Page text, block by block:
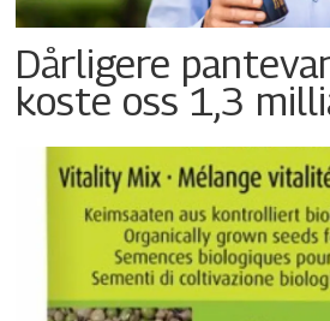
Dårligere
koste oss 1,3